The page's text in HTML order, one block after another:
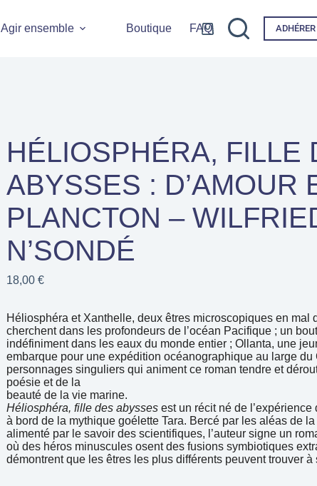
Agir ensemble Boutique FAQ ADHÉRER
HÉLIOSPHÉRA, FILLE
ABYSSES : D’AMOUR
PLANCTON –
N’SONDÉ
18,00 €
Héliosphéra et Xanthelle, deux êtres microscopiques en mal
cherchent dans les profondeurs de l’océan Pacifique ; un
indéfiniment dans les eaux du monde entier ; Ollanta, une
embarque pour une expédition océanographique au large du
personnages singuliers qui animent ce roman tendre et
poésie et de la
beauté de la vie marine.
Héliosphéra, fille des abyssesest un récit né de l’expérience
à bord de la mythique goélette Tara. Bercé par les aléas de
alimenté par le savoir des scientifiques, l’auteur signe un
où des héros minuscules osent des fusions symbiotiques
démontrent que les êtres les plus différents peuvent trouver à